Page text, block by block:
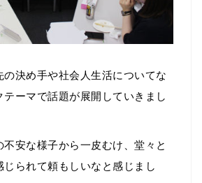
決め手や社会人生活についてな
テーマで話題が展開していきまし
安な様子から一皮むけ、堂々と
られて頼もしいなと感じまし